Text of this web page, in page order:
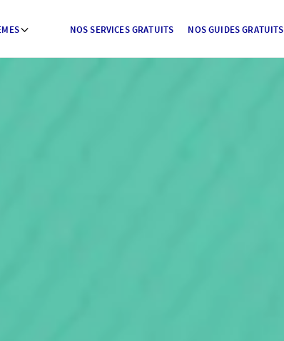
NOS SERVICES GRATUITS NOS GUIDES GRATUITS